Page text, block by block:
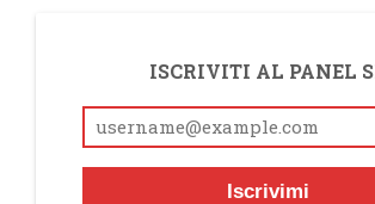
ISCRIVITI AL PANEL
Iscrivimi